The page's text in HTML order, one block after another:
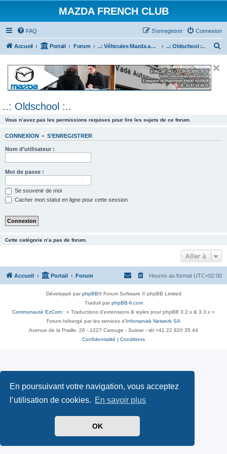
En poursuivant votre navigation, vous acceptez
l’utilisation de cookies. En savoir plus
OK
MAZDA FRENCH CLUB
FAQ Connexion
S’enregistrer
Accueil Portail Forum ..: Véhicules Mazda ancien (<2003) :.. ..: Oldschool :..
e
..: Oldschool :..
Vous n’avez pas les permissions requises pour lire les sujets de ce forum.
CONNEXION • S’ENREGISTRER
Nom d’utilisateur :
Mot de passe :
Se souvenir de moi
Cacher mon statut en ligne pour cette session
Cette catégorie n’a pas de forum.
Aller à
Accueil Portail Forum Heures au format UTC+02:00
Développé parphpBB® Forum Software © phpBB Limited
Traduit parphpBB-fr.com
Communauté EzCom : « Traductions d'extensions & styles pour phpBB 3.2.x & 3.3.x »
Forum hébergé par les services d’ Infomaniak Network SA
Avenue de la Praille, 26 - 1227 Carouge - Suisse - tél +41 22 820 35 44
Confidentialité
Conditions